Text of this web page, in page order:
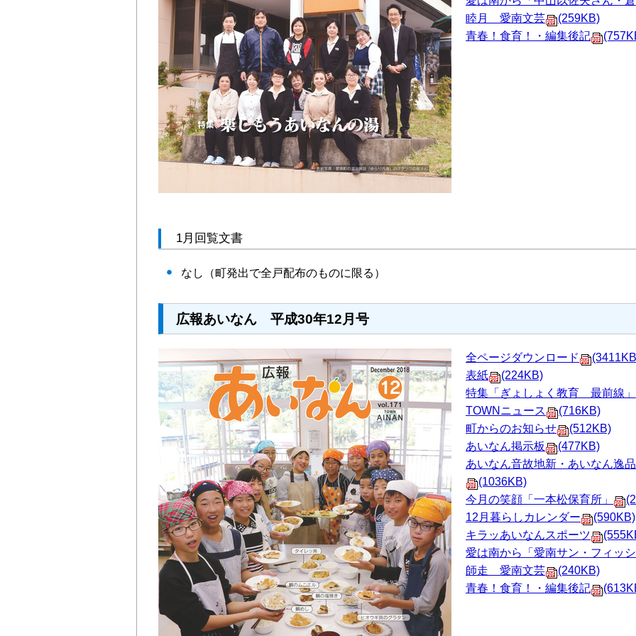
睦月 愛南文芸
(259KB)
青春！食育！・編集後記
1月回覧文書
なし（町発出で全戸配布のものに限る）
広報あいなん 平成30年12月号
全ページダウンロード
表紙
(224KB)
特集「ぎょしょく教育 最前線」
TOWNニュース
(716KB)
町からのお知らせ
(512KB)
あいなん掲示板
(477KB)
あいなん音故地新・あいなん逸
(1036KB)
今月の笑顔「一本松保育所」
12月暮らしカレンダー
(590KB)
キラッあいなんスポーツ
愛は南から「愛南サン・フィッシ
師走 愛南文芸
(240KB)
青春！食育！・編集後記